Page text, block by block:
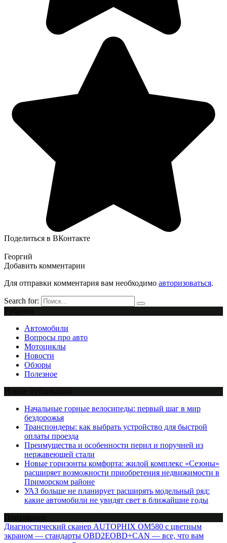
Поделиться в ВКонтакте
Георгий
Добавить комментарии
Для отправки комментария вам необходимо авторизоваться.
Search for:
Автомобили
Вопросы про авто
Мотоциклы
Новости
Обзоры
Полезное
Начальные горные велосипеды: первый шаг в мир
бездорожья
Транспондеры: как выбрать устройство для быстрой
оплаты проезда
Преимущества и особенности перил и поручней из
нержавеющей стали
Новые горизонты комфорта: жилой комплекс «Сезоны»
расширяет возможности приобретения недвижимости в
Приморском районе
УАЗ больше не планирует расширять модельный ряд:
какие автомобили не увидят свет в ближайшие годы
Диагностический сканер AUTOPHIX OM580 с цветным
экраном — стандарты OBD2EOBD+CAN — все, что вам